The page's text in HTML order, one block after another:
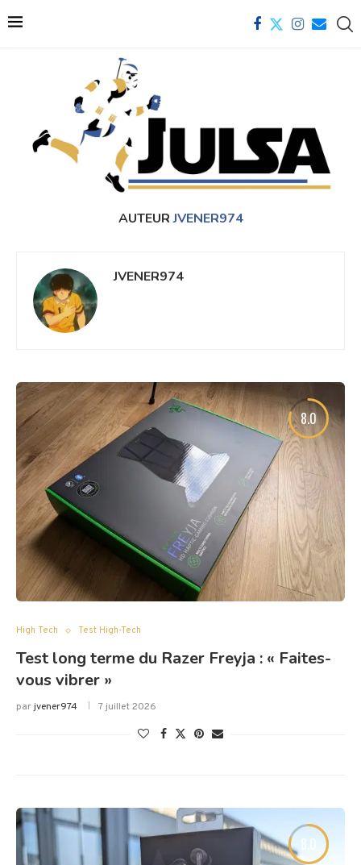
AUTEURJVENER974
JVENER974
8.0
High Tech Test High-Tech
Test long terme du Razer Freyja : « Faites-
vous vibrer »
parjvener974 7 juillet 2026
8.0